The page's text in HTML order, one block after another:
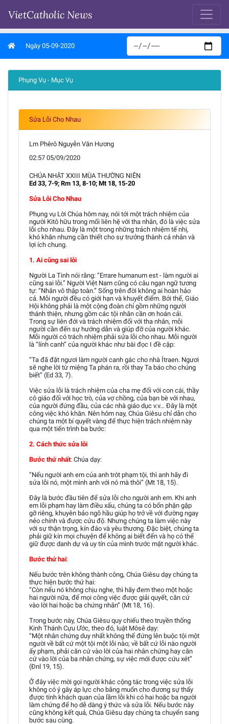
VietCatholic News
Ngày 05-09-2020
Phụng Vụ - Mục Vụ
Sửa Lỗi Cho Nhau
Lm Phêrô Nguyễn Văn Hương
02:57 05/09/2020
CHÚA NHẬT XXIII MÙA THƯỜNG NIÊN
Ed 33, 7-9; Rm 13, 8-10; Mt 18, 15-20
Sửa Lỗi Cho Nhau
Phụng vụ Lời Chúa hôm nay, nói tới một trách nhiệm của
người Kitô hữu trong mối liên hệ với tha nhân, đó là việc sửa
lỗi cho nhau. Đây là một trong những trách nhiệm tế nhị,
khó khăn nhưng cần thiết cho sự trưởng thành cá nhân và
lợi ích chung.
1. Ai cũng sai lỗi
Người La Tinh nói rằng: “Errare humanum est - làm người ai
cũng sai lỗi.” Người Việt Nam cũng có câu ngạn ngữ tương
tự: “Nhân vô thập toàn.” Sống trên đời không ai hoàn hảo
cả. Mỗi người đều có giới hạn và khuyết điểm. Bởi thế, Giáo
Hội không phải là một cộng đoàn chỉ gồm những người
thánh thiện, nhưng gồm các tội nhân cần ơn hoán cải.
Trong sự liên đới và trách nhiệm đối với tha nhân, mỗi
người cần đến sự hướng dẫn và giúp đỡ của người khác.
Mỗi người có trách nhiệm phải sửa lỗi cho nhau. Mỗi người
là “lính canh” của người khác như bài đọc I đề cập:
“Ta đã đặt ngươi làm người canh gác cho nhà Ítraen. Ngươi
sẽ nghe lời từ miệng Ta phán ra, rồi thay Ta báo cho chúng
biết” (Ed 33, 7).
Việc sửa lỗi là trách nhiệm của cha mẹ đối với con cái, thầy
cô giáo đối với học trò, của vợ chồng, của bạn bè với nhau,
của người đứng đầu, của các nhà giáo dục v.v… Đây là một
công việc khó khăn. Nên hôm nay, Chúa Giêsu chỉ dẫn cho
chúng ta một bí quyết vàng để thực hiện trách nhiệm này
qua một tiến trình ba bước:
2. Cách thức sửa lỗi
Bước thứ nhất: Chúa dạy:
“Nếu người anh em của anh trót phạm tội, thì anh hãy đi
sửa lỗi nó, một mình anh với nó mà thôi” (Mt 18, 15).
Đây là bước đầu tiên để sửa lỗi cho người anh em. Khi anh
em lỗi phạm hay làm điều xấu, chúng ta có bổn phận gặp
gỡ riêng, khuyên bảo ngõ hầu giúp họ trở về với đường ngay
nẻo chính và được cứu độ. Nhưng chúng ta làm việc này
với sự thận trọng, kín đáo và yêu thương. Đặc biệt, chúng ta
phải giữ kín mọi chuyện để không ai biết đến và họ có thể
giữ được danh dự và uy tín của mình trước mặt người khác.
Bước thứ hai:
Nếu bước trên không thành công, Chúa Giêsu dạy chúng ta
thực hiện bước thứ hai:
“Còn nếu nó không chịu nghe, thì hãy đem theo một hoặc
hai người nữa, để mọi công việc được giải quyết, căn cứ
vào lời hai hoặc ba chứng nhân” (Mt 18, 16).
Trong bước này, Chúa Giêsu quy chiếu theo truyền thống
Kinh Thánh Cựu Ước, theo đó, luật Môsê dạy:
“Một nhân chứng duy nhất không thể đứng lên buộc tội một
người về bất cứ một tội một lỗi nào; về bất cứ lỗi nào người
ấy phạm, phải căn cứ vào lời của hai nhân chứng hay căn
cứ vào lời của ba nhân chứng, sự việc mới được cứu xét”
(Đnl 19, 15).
Ở đây việc mời gọi người khác cộng tác trong việc sửa lỗi
không có ý gây áp lực cho bằng muốn cho đương sự thấy
được tính khách quan của lầm lỗi khi có hai hoặc ba người
làm chứng để họ dễ dàng ý thức và sửa lỗi. Nếu bước này
cũng không kết quả, Chúa Giêsu dạy chúng ta chuyển sang
bước sau cùng.